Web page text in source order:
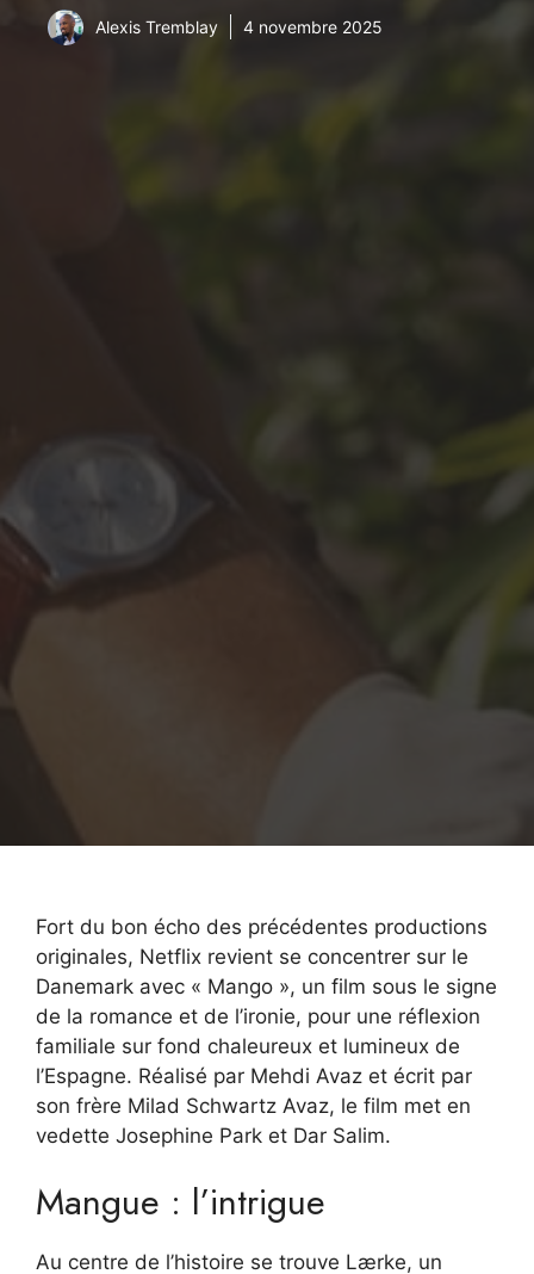
Alexis Tremblay 4 novembre 2025
Fort du bon écho des précédentes productions
originales, Netflix revient se concentrer sur le
Danemark avec « Mango », un film sous le signe
de la romance et de l’ironie, pour une réflexion
familiale sur fond chaleureux et lumineux de
l’Espagne. Réalisé par Mehdi Avaz et écrit par
son frère Milad Schwartz Avaz, le film met en
vedette Josephine Park et Dar Salim.
Mangue : l’intrigue
Au centre de l’histoire se trouve Lærke, un